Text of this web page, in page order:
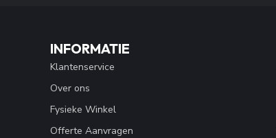
INFORMATIE
Klantenservice
Over ons
Fysieke Winkel
Offerte Aanvragen